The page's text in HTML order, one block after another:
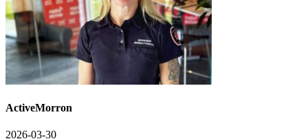
ActiveMorron
2026-03-30